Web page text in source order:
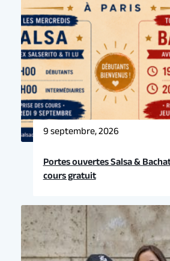
9 septembre, 2026
Portes ouvertes Salsa &
cours gratuit
Événement précédent
Prochain événement